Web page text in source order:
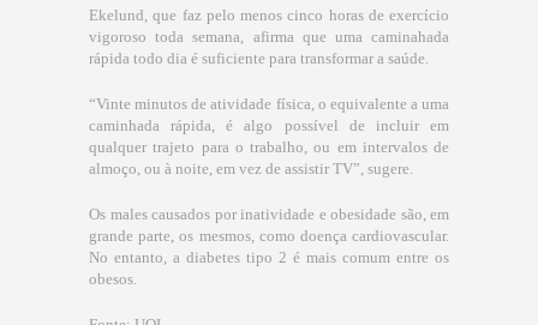
Ekelund, que faz pelo menos cinco horas de exercício
vigoroso toda semana, afirma que uma caminahada
rápida todo dia é suficiente para transformar a saúde.
“Vinte minutos de atividade física, o equivalente a uma
caminhada rápida, é algo possível de incluir em
qualquer trajeto para o trabalho, ou em intervalos de
almoço, ou à noite, em vez de assistir TV”, sugere.
Os males causados por inatividade e obesidade são, em
grande parte, os mesmos, como doença cardiovascular.
No entanto, a diabetes tipo 2 é mais comum entre os
obesos.